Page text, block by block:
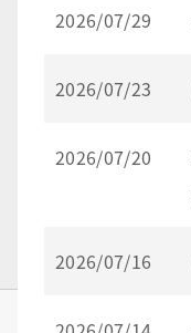
2026/07/29
2026/07/23
2026/07/20
2026/07/16